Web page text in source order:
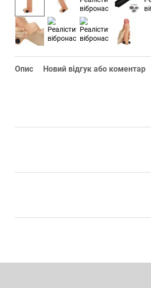
Опис Новий відгук або коментар